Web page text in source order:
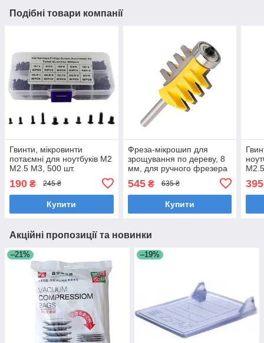
Подібні товари компанії
Гвинти, мікровинти
потаємні для ноутбуків M2
M2.5 M3, 500 шт.
190 ₴ 245 ₴
Купити
Фреза-мікрошип для
зрощування по дереву, 8
мм, для ручного фрезера
545₴ 635 ₴
Купити
395
Акційні пропозиції та новинки
–21% –19%